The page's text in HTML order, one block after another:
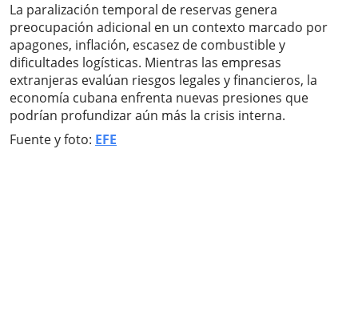
La paralización temporal de reservas genera
preocupación adicional en un contexto marcado por
apagones, inflación, escasez de combustible y
dificultades logísticas. Mientras las empresas
extranjeras evalúan riesgos legales y financieros, la
economía cubana enfrenta nuevas presiones que
podrían profundizar aún más la crisis interna.
Fuente y foto: EFE